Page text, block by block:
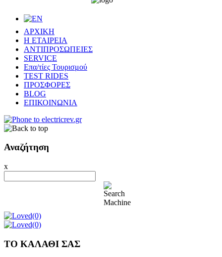
ΑΡΧΙΚΗ
Η ΕΤΑΙΡΕΙΑ
ΑΝΤΙΠΡΟΣΩΠΕΙΕΣ
SERVICE
Επα/τίες Τουρισμού
TEST RIDES
ΠΡΟΣΦΟΡΕΣ
BLOG
ΕΠΙΚΟΙΝΩΝΙΑ
Αναζήτηση
x
(0)
(0)
ΤΟ ΚΑΛΑΘΙ ΣΑΣ